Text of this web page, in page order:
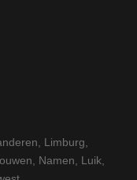
Limburg
Namen Luik